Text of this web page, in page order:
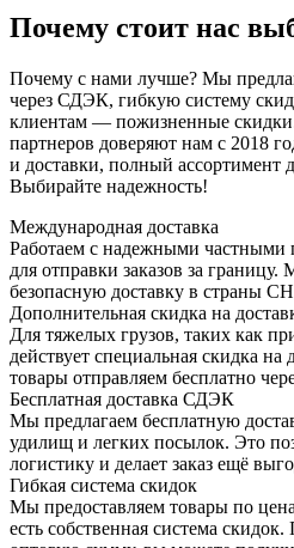
Почему стоит нас
Почему с нами лучше? Мы
через СДЭК, гибкую систему
клиентам — пожизненные
партнеров доверяют нам с 2018
и доставки, полный ассортимент
Выбирайте надежность!
Международная доставка
Работаем с надежными частными
для отправки заказов за
безопасную доставку в страны
Дополнительная скидка на
Для тяжелых грузов, таких как
действует специальная скидка на
товары отправляем бесплатно
Бесплатная доставка СДЭК
Мы предлагаем бесплатную
удилищ и легких посылок. Это
логистику и делает заказ ещё
Гибкая система скидок
Мы предоставляем товары по
есть собственная система